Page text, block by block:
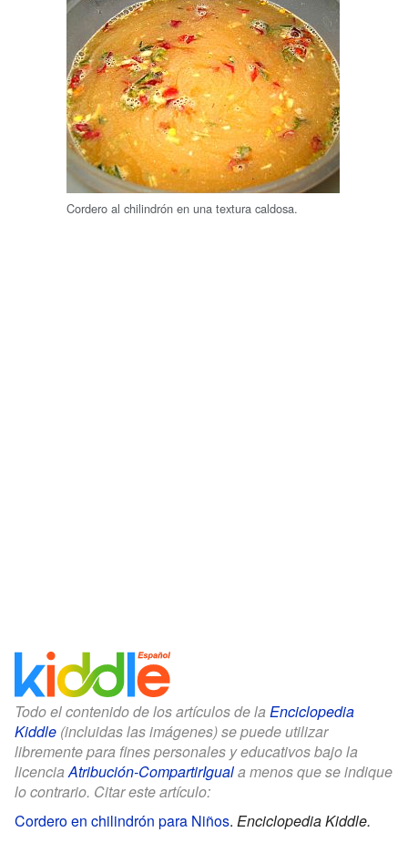
Cordero al chilindrón en una textura caldosa.
Todo el contenido de los artículos de la Enciclopedia
Kiddle (incluidas las imágenes) se puede utilizar
libremente para fines personales y educativos bajo la
licenciaAtribución-CompartirIguala menos que se indique
lo contrario. Citar este artículo:
Cordero en chilindrón para Niños. Enciclopedia Kiddle.